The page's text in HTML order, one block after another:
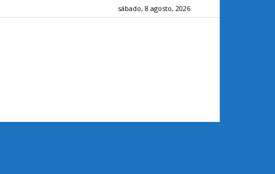
sábado, 8 agosto, 2026